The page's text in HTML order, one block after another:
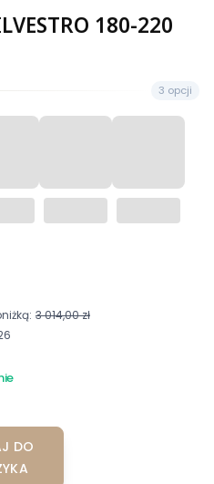
180-220
3 opcji
3 014,00 zł
DO